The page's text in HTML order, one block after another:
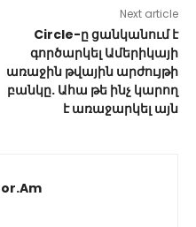
Next article
Circle-ը ցանկանում է
գործարկել Ամերիկայի
առաջին թվային արժույթի
բանկը. Ահա թե ինչ կարող
է առաջարկել այն